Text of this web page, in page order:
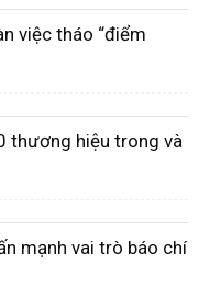
việc tháo “điểm
thương hiệu trong và
mạnh vai trò báo chí